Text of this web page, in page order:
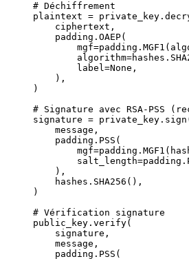
# Déchiffrement
plaintext =
    ciphertext,
    padding.OAEP(
        mgf
=padding.MGF1(
        algorithm
=
        label
=None ,
    ),
)
# Signature avec RSA-PSS
signature =
    message,
    padding.PSS(
        mgf
=
        salt_length
=padding.
    ),
    hashes.SHA256(),
)
# Vérification signature
public_key.verify(
    signature,
    message,
    padding.PSS(